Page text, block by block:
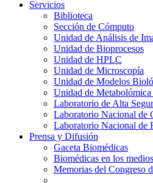
Servicios
Biblioteca
Sección de Cómputo
Unidad de Análisis de
Unidad de Bioprocesos
Unidad de HPLC
Unidad de Microscopía
Unidad de Modelos
Unidad de
Laboratorio de Alta
Laboratorio Nacional de
Laboratorio Nacional de
Prensa y Difusión
Gaceta Biomédicas
Biomédicas en los medios
Memorias del Congreso